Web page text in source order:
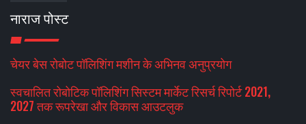
नाराज पोस्ट
चेयर बेस रोबोट पॉलिशिंग मशीन के अभिनव अनुप्रयोग
स्वचालित रोबोटिक पॉलिशिंग सिस्टम मार्केट रिसर्च रिपोर्ट 2021,
2027 तक रूपरेखा और विकास आउटलुक